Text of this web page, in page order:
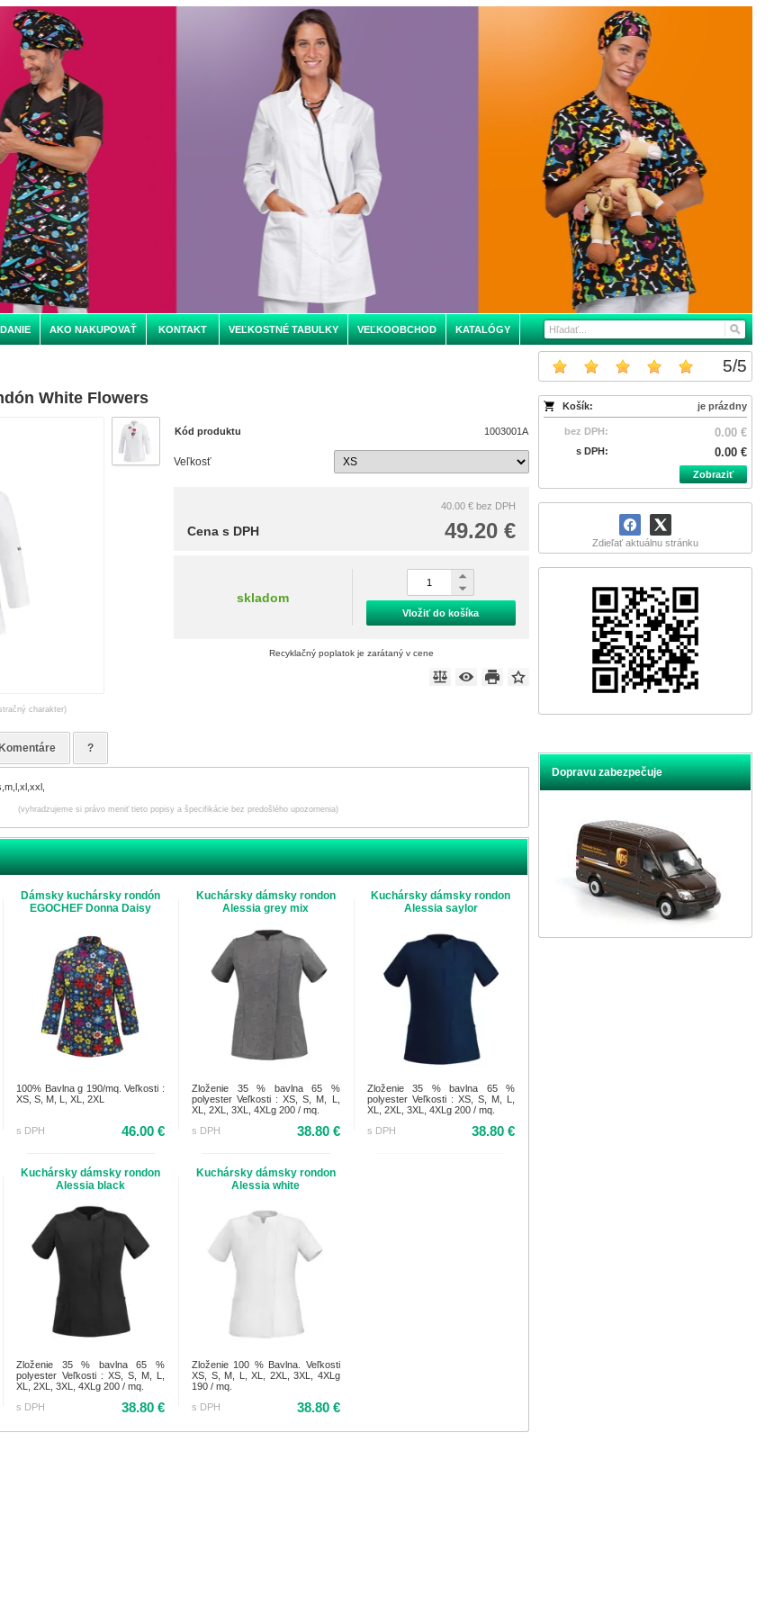
AKO NAKUPOVAŤ KONTAKT VEĽKOSTNÉ TABULKY VEĽKOOBCHOD KATALÓGY
5/5
Košík: je prázdny
bez DPH: 0.00 €
s DPH: 0.00 €
Zobraziť
Zdieľať aktuálnu stránku
Dopravu zabezpečuje
White Flowers
charakter)
Kód produktu 1003001A
Veľkosť
40.00 € bez DPH
49.20 €
Cena s DPH
skladom
Vložiť do košíka
Recyklačný poplatok je zarátaný v cene
Komentáre ?
(vyhradzujeme si právo meniť tieto popisy a špecifikácie bez predošlého upozornenia)
Dámsky kuchársky rondón
EGOCHEF Donna Daisy
100% Bavlna g 190/mq. Veľkosti :
XS, S, M, L, XL, 2XL
s DPH 46.00 €
Kuchársky dámsky rondon
Alessia grey mix
Zloženie 35 % bavlna 65 %
polyester Veľkosti : XS, S, M, L,
XL, 2XL, 3XL, 4XLg 200 / mq.
s DPH
38.80 €
Kuchársky dámsky rondon
Alessia saylor
Zloženie 35 % bavlna 65 %
polyester Veľkosti : XS, S, M, L,
XL, 2XL, 3XL, 4XLg 200 / mq.
s DPH
38.80 €
Kuchársky dámsky rondon
Alessia black
Zloženie 35 % bavlna 65 %
polyester Veľkosti : XS, S, M, L,
XL, 2XL, 3XL, 4XLg 200 / mq.
s DPH
38.80 €
Kuchársky dámsky rondon
Alessia white
Zloženie 100 % Bavlna. Veľkosti
XS, S, M, L, XL, 2XL, 3XL, 4XLg
190 / mq.
s DPH
38.80 €